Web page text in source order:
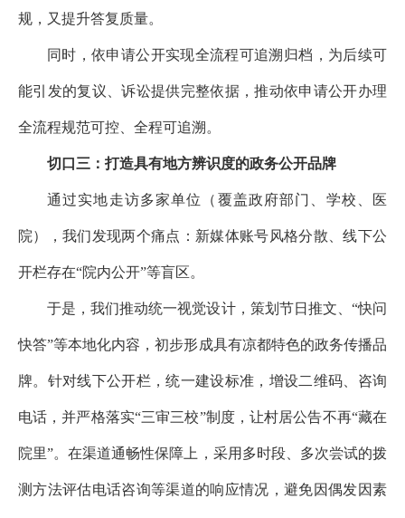
规，又提升答复质量。
同时，依申请公开实现全流程可追溯归档，为后续可
能引发的复议、诉讼提供完整依据，推动依申请公开办理
全流程规范可控、全程可追溯。
切口三：打造具有地方辨识度的政务公开品牌
通过实地走访多家单位（覆盖政府部门、学校、医
院），我们发现两个痛点：新媒体账号风格分散、线下公
开栏存在“院内公开”等盲区。
于是，我们推动统一视觉设计，策划节日推文、“快问
快答”等本地化内容，初步形成具有凉都特色的政务传播品
牌。针对线下公开栏，统一建设标准，增设二维码、咨询
电话，并严格落实“三审三校”制度，让村居公告不再“藏在
院里”。在渠道通畅性保障上，采用多时段、多次尝试的拨
测方法评估电话咨询等渠道的响应情况，避免因偶发因素